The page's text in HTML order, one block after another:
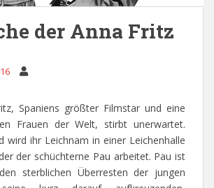
der Anna Fritz
Spaniens größter Filmstar und eine
Frauen der Welt, stirbt unerwartet.
wird ihr Leichnam in einer Leichenhalle
der schüchterne Pau arbeitet. Pau ist
sterblichen Überresten der jungen